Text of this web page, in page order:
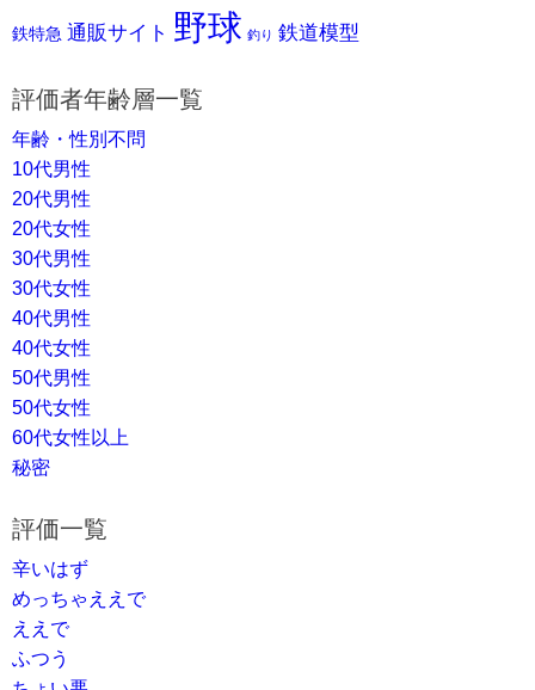
鉄特急 通販サイト 野球 釣り 鉄道模型
評価者年齢層一覧
年齢・性別不問
10代男性
20代男性
20代女性
30代男性
30代女性
40代男性
40代女性
50代男性
50代女性
60代女性以上
秘密
評価一覧
辛いはず
めっちゃええで
ええで
ふつう